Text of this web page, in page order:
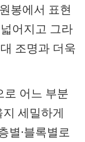
봉에서 표현
어지고 그라
조명과 더욱
로 어느 부분
세밀하게
별·블록별로